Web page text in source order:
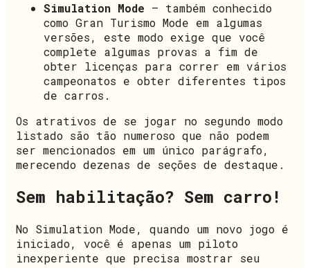
Simulation Mode – também conhecido
como Gran Turismo Mode em algumas
versões, este modo exige que você
complete algumas provas a fim de
obter licenças para correr em vários
campeonatos e obter diferentes tipos
de carros.
Os atrativos de se jogar no segundo modo
listado são tão numeroso que não podem
ser mencionados em um único parágrafo,
merecendo dezenas de seções de destaque.
Sem habilitação? Sem carro!
No Simulation Mode, quando um novo jogo é
iniciado, você é apenas um piloto
inexperiente que precisa mostrar seu